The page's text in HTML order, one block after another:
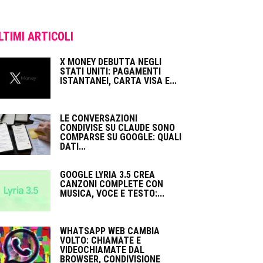
ARTICOLI
X MONEY DEBUTTA NEGLI
STATI UNITI: PAGAMENTI
ISTANTANEI, CARTA VISA E...
LE CONVERSAZIONI
CONDIVISE SU CLAUDE SONO
COMPARSE SU GOOGLE: QUALI
DATI...
GOOGLE LYRIA 3.5 CREA
CANZONI COMPLETE CON
MUSICA, VOCE E TESTO:...
WHATSAPP WEB CAMBIA
VOLTO: CHIAMATE E
VIDEOCHIAMATE DAL
BROWSER, CONDIVISIONE